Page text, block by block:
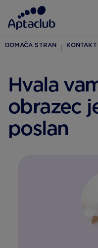
DOMAČA STRAN
Hvala
obrazec
poslan